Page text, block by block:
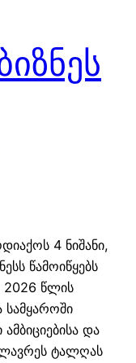
4 ნიშანი,
წამოიწყებს
2026 წლის
სამყაროში
და
ტალღას